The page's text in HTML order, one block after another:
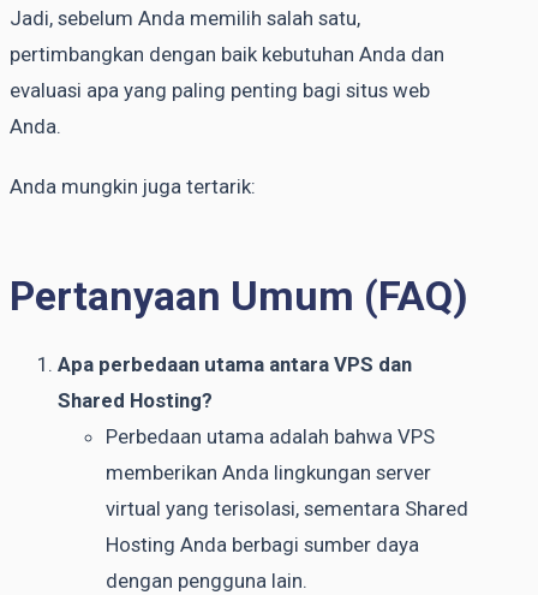
Jadi, sebelum Anda memilih salah satu,
pertimbangkan dengan baik kebutuhan Anda dan
evaluasi apa yang paling penting bagi situs web
Anda.
Anda mungkin juga tertarik:
Pertanyaan Umum (FAQ)
Apa perbedaan utama antara VPS dan
Shared Hosting?
Perbedaan utama adalah bahwa VPS
memberikan Anda lingkungan server
virtual yang terisolasi, sementara Shared
Hosting Anda berbagi sumber daya
dengan pengguna lain.